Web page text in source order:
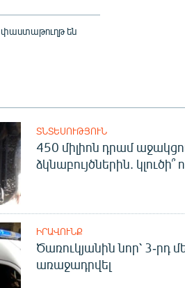
փաստաթուղթ են
ՏՆՏԵՍՈՒԹՅՈՒՆ
450 միլիոն դրամ
ձկնաբույծներին.
ԻՐԱՎՈՒՆՔ
Ծառուկյանին նոր՝ 3-րդ
առաջադրվել